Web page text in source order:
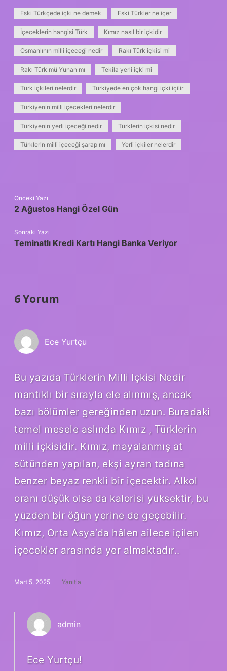
Eski Türkçede içki ne demek Eski Türkler ne içer
İçeceklerin hangisi Türk Kımız nasıl bir içkidir
Osmanlının milli içeceği nedir Rakı Türk içkisi mi
Rakı Türk mü Yunan mı Tekila yerli içki mi
Türk içkileri nelerdir Türkiyede en çok hangi içki içilir
Türkiyenin milli içecekleri nelerdir
Türkiyenin yerli içeceği nedir Türklerin içkisi nedir
Türklerin milli içeceği şarap mı Yerli içkiler nelerdir
Önceki Yazı
2 Ağustos Hangi Özel Gün
Sonraki Yazı
Teminatlı Kredi Kartı Hangi Banka Veriyor
6 Yorum
Ece Yurtçu
Bu yazıda Türklerin Milli Içkisi Nedir
mantıklı bir sırayla ele alınmış, ancak
bazı bölümler gereğinden uzun. Buradaki
temel mesele aslında Kımız , Türklerin
milli içkisidir. Kımız, mayalanmış at
sütünden yapılan, ekşi ayran tadına
benzer beyaz renkli bir içecektir. Alkol
oranı düşük olsa da kalorisi yüksektir, bu
yüzden bir öğün yerine de geçebilir.
Kımız, Orta Asya’da hâlen ailece içilen
içecekler arasında yer almaktadır..
Mart 5, 2025 Yanıtla
admin
Ece Yurtçu!